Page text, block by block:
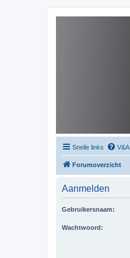
Snelle links V&A
Forumoverzicht
Aanmelden
Gebruikersnaam:
Wachtwoord: